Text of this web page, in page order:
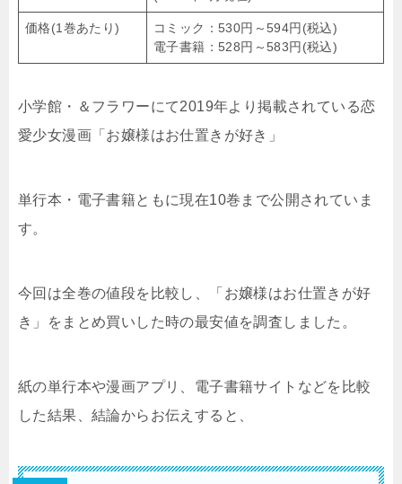
価格(1巻あたり)
コミック：530円～594円(税込)
電子書籍：528円～583円(税込)
小学館・＆フラワーにて2019年より掲載されている恋
愛少女漫画「お嬢様はお仕置きが好き」
単行本・電子書籍ともに現在10巻まで公開されていま
す。
今回は全巻の値段を比較し、「お嬢様はお仕置きが好
き」をまとめ買いした時の最安値を調査しました。
紙の単行本や漫画アプリ、電子書籍サイトなどを比較
した結果、結論からお伝えすると、